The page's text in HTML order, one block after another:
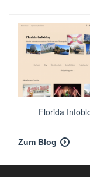
Florida
Zum Blog